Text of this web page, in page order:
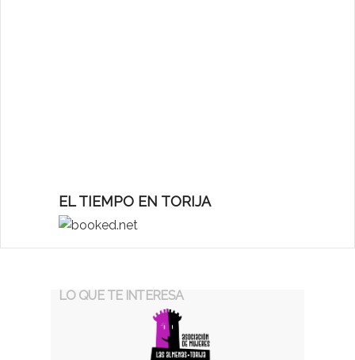
EL TIEMPO EN TORIJA
LO QUE TE INTERESA